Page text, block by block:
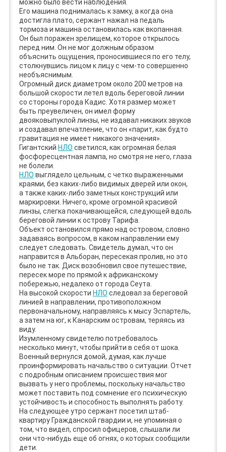
можно было вести наблюдения.
Его машина поднималась к замку, а когда она
достигла плато, сержант нажал на педаль
тормоза и машина остановилась как вкопанная.
Он был поражен зрелищем, которое открылось
перед ним. Он не мог должным образом
объяснить ощущения, проносившиеся по его телу,
столкнувшись лицом к лицу с чем-то совершенно
необъяснимым.
Огромный диск диаметром около 200 метров на
большой скорости летел вдоль береговой линии
со стороны города Кадис. Хотя размер может
быть преувеличен, он имел форму
двояковыпуклой линзы, не издавал никаких звуков
и создавал впечатление, что он «парит, как будто
гравитация не имеет никакого значения».
Гигантский НЛО светился, как огромная белая
фосфоресцентная лампа, но смотря не него, глаза
не болели.
НЛО выглядело цельным, с четко выраженными
краями, без каких-либо видимых дверей или окон,
а также каких-либо заметных конструкций или
маркировки. Ничего, кроме огромной красивой
линзы, слегка покачивающейся, следующей вдоль
береговой линии к острову Тарифа.
Объект остановился прямо над островом, словно
задаваясь вопросом, в каком направлении ему
следует следовать. Свидетель думал, что он
направится в Альборан, пересекая пролив, но это
было не так. Диск возобновил свое путешествие,
пересек море по прямой к африканскому
побережью, недалеко от города Сеута.
На высокой скорости НЛО следовал за береговой
линией в направлении, противоположном
первоначальному, направляясь к мысу Эспартель,
а затем на юг, к Канарским островам, теряясь из
виду.
Изумленному свидетелю потребовалось
несколько минут, чтобы прийти в себя от шока.
Военный вернулся домой, думая, как лучше
проинформировать начальство о ситуации. Отчет
с подробным описанием происшествия мог
вызвать у него проблемы, поскольку начальство
может поставить под сомнение его психическую
устойчивость и способность выполнять работу.
На следующее утро сержант посетил штаб-
квартиру Гражданской гвардии и, не упоминая о
том, что видел, спросил офицеров, слышали ли
они что-нибудь еще об огнях, о которых сообщили
дети.